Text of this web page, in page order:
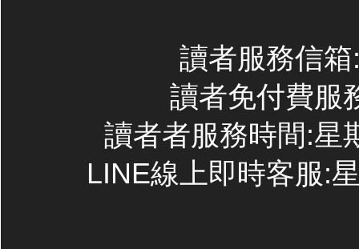
讀者服務信
讀者免付費服
讀者者服務時間:星
LINE線上即時客服: